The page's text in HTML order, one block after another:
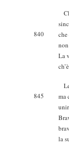
840
La
845
ma
la